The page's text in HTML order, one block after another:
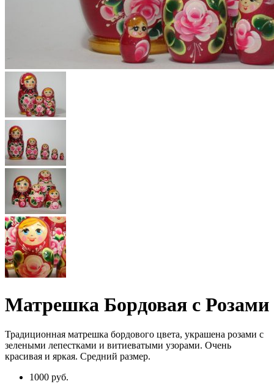
Матрешка Бордовая с Розами
Традиционная матрешка бордового цвета, украшена розами c
зелеными лепестками и витиеватыми узорами. Очень
красивая и яркая. Средний размер.
1000 руб.